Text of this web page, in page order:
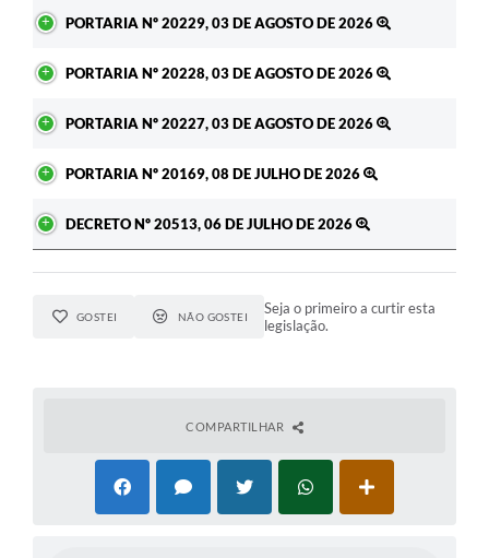
PORTARIA Nº 20229, 03 DE AGOSTO DE 2026
PORTARIA Nº 20228, 03 DE AGOSTO DE 2026
PORTARIA Nº 20227, 03 DE AGOSTO DE 2026
PORTARIA Nº 20169, 08 DE JULHO DE 2026
DECRETO Nº 20513, 06 DE JULHO DE 2026
GOSTEI NÃO GOSTEI
Seja o primeiro a curtir esta
legislação.
COMPARTILHAR